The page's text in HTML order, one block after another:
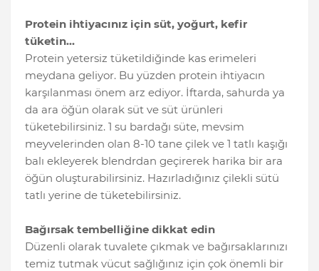
Protein ihtiyacınız için süt, yoğurt, kefir
tüketin…
Protein yetersiz tüketildiğinde kas erimeleri
meydana geliyor. Bu yüzden protein ihtiyacın
karşılanması önem arz ediyor. İftarda, sahurda ya
da ara öğün olarak süt ve süt ürünleri
tüketebilirsiniz. 1 su bardağı süte, mevsim
meyvelerinden olan 8-10 tane çilek ve 1 tatlı kaşığı
balı ekleyerek blendrdan geçirerek harika bir ara
öğün oluşturabilirsiniz. Hazırladığınız çilekli sütü
tatlı yerine de tüketebilirsiniz.
Bağırsak tembelliğine dikkat edin
Düzenli olarak tuvalete çıkmak ve bağırsaklarınızı
temiz tutmak vücut sağlığınız için çok önemli bir